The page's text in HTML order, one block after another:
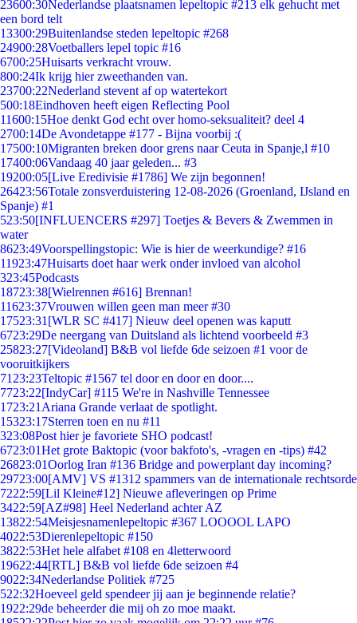
23600:30Nederlandse plaatsnamen lepeltopic #213 elk gehucht met
een bord telt
13300:29Buitenlandse steden lepeltopic #268
24900:28Voetballers lepel topic #16
6700:25Huisarts verkracht vrouw.
800:24Ik krijg hier zweethanden van.
23700:22Nederland stevent af op watertekort
500:18Eindhoven heeft eigen Reflecting Pool
11600:15Hoe denkt God echt over homo-seksualiteit? deel 4
2700:14De Avondetappe #177 - Bijna voorbij :(
17500:10Migranten breken door grens naar Ceuta in Spanje,l #10
17400:06Vandaag 40 jaar geleden... #3
19200:05[Live Eredivisie #1786] We zijn begonnen!
26423:56Totale zonsverduistering 12-08-2026 (Groenland, IJsland en
Spanje) #1
523:50[INFLUENCERS #297] Toetjes & Bevers & Zwemmen in
water
8623:49Voorspellingstopic: Wie is hier de weerkundige? #16
11923:47Huisarts doet haar werk onder invloed van alcohol
323:45Podcasts
18723:38[Wielrennen #616] Brennan!
11623:37Vrouwen willen geen man meer #30
17523:31 [WLR SC #417] Nieuw deel openen was kaputt
6723:29De neergang van Duitsland als lichtend voorbeeld #3
25823:27[Videoland] B&B vol liefde 6de seizoen #1 voor de
vooruitkijkers
71 23:23Teltopic #1567 tel door en door en door....
7723:22[IndyCar] #115 We're in Nashville Tennessee
1723:21 Ariana Grande verlaat de spotlight.
15323:17Sterren toen en nu #11
323:08Post hier je favoriete SHO podcast!
6723:01Het grote Baktopic (voor bakfoto's, -vragen en -tips) #42
26823:01Oorlog Iran #136 Bridge and powerplant day incoming?
29723:00[AMV] VS #1312 spammers van de internationale rechtsorde
7222:59[Lil Kleine#12] Nieuwe afleveringen op Prime
3422:59[AZ#98] Heel Nederland achter AZ
13822:54Meisjesnamenlepeltopic #367 LOOOOL LAPO
4022:53Dierenlepeltopic #150
3822:53Het hele alfabet #108 en 4letterwoord
19622:44[RTL] B&B vol liefde 6de seizoen #4
9022:34Nederlandse Politiek #725
522:32Hoeveel geld spendeer jij aan je beginnende relatie?
1922:29de beheerder die mij oh zo moe maakt.